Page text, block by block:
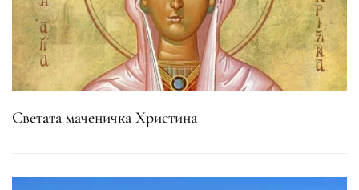
Светата маченичка Христина